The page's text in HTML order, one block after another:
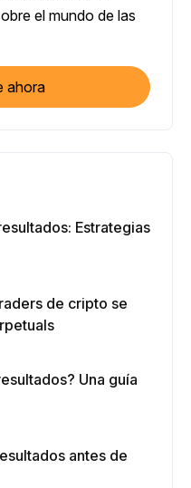
el mundo de las
ahora
Estrategias
de cripto se
Una guía
antes de